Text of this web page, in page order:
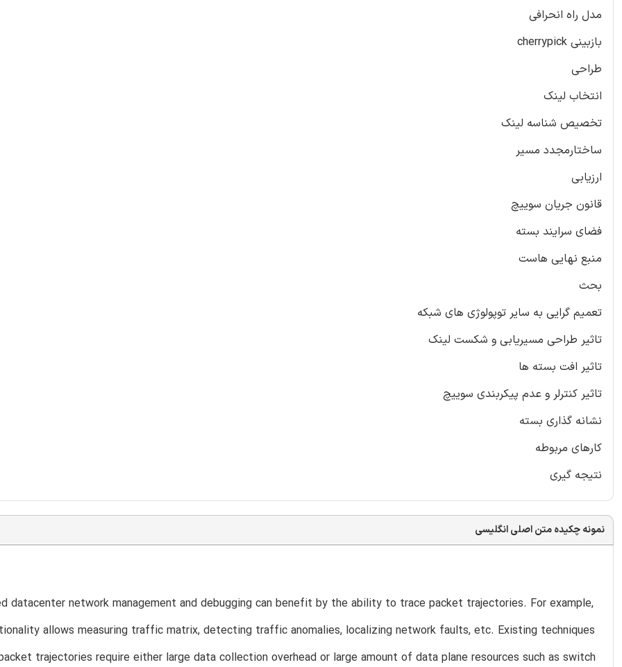
مدل راه انحرافی
بازبینی cherrypick
طراحی
انتخاب لینک
تخصیص شناسه لینک
ساختارمجدد مسیر
ارزیابی
قانون جریان سوییچ
فضای سرایند بسته
منبع نهایی هاست
بحث
تعمیم گرایی به سایر توپولوژی های شبکه
تاثیر طراحی مسیریابی و شکست لینک
تاثیر افت بسته ها
تاثیر کنترلر و عدم پیکربندی سوییچ
نشانه گذاری بسته
کارهای مربوطه
نتیجه گیری
نمونه چکیده متن اصلی انگلیسی
datacenter network management and debugging can benefit by the ability to trace packet trajectories. For example,
allows measuring traffic matrix, detecting traffic anomalies, localizing network faults, etc. Existing techniques
trajectories require either large data collection overhead or large amount of data plane resources such as switch